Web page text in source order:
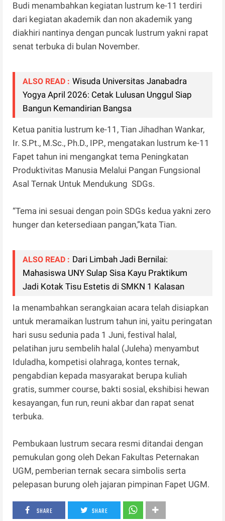
Budi menambahkan kegiatan lustrum ke-11 terdiri
dari kegiatan akademik dan non akademik yang
diakhiri nantinya dengan puncak lustrum yakni rapat
senat terbuka di bulan November.
ALSO READ : Wisuda Universitas Janabadra
Yogya April 2026: Cetak Lulusan Unggul Siap
Bangun Kemandirian Bangsa
Ketua panitia lustrum ke-11, Tian Jihadhan Wankar,
Ir. S.Pt., M.Sc., Ph.D., IPP., mengatakan lustrum ke-11
Fapet tahun ini mengangkat tema Peningkatan
Produktivitas Manusia Melalui Pangan Fungsional
Asal Ternak Untuk Mendukung SDGs.
“Tema ini sesuai dengan poin SDGs kedua yakni zero
hunger dan ketersediaan pangan,”kata Tian.
ALSO READ : Dari Limbah Jadi Bernilai:
Mahasiswa UNY Sulap Sisa Kayu Praktikum
Jadi Kotak Tisu Estetis di SMKN 1 Kalasan
Ia menambahkan serangkaian acara telah disiapkan
untuk meramaikan lustrum tahun ini, yaitu peringatan
hari susu sedunia pada 1 Juni, festival halal,
pelatihan juru sembelih halal (Juleha) menyambut
Iduladha, kompetisi olahraga, kontes ternak,
pengabdian kepada masyarakat berupa kuliah
gratis, summer course, bakti sosial, ekshibisi hewan
kesayangan, fun run, reuni akbar dan rapat senat
terbuka.
Pembukaan lustrum secara resmi ditandai dengan
pemukulan gong oleh Dekan Fakultas Peternakan
UGM, pemberian ternak secara simbolis serta
pelepasan burung oleh jajaran pimpinan Fapet UGM.
SHARE SHARE